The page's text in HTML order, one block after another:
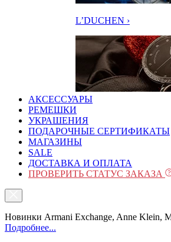
L’DUCHEN ›
АКСЕССУАРЫ
РЕМЕШКИ
УКРАШЕНИЯ
ПОДАРОЧНЫЕ СЕРТИФИКАТЫ
МАГАЗИНЫ
SALE
ДОСТАВКА И ОПЛАТА
ПРОВЕРИТЬ СТАТУС ЗАКАЗА
Новинки Armani Exchange, Anne Klein,
Подробнее...